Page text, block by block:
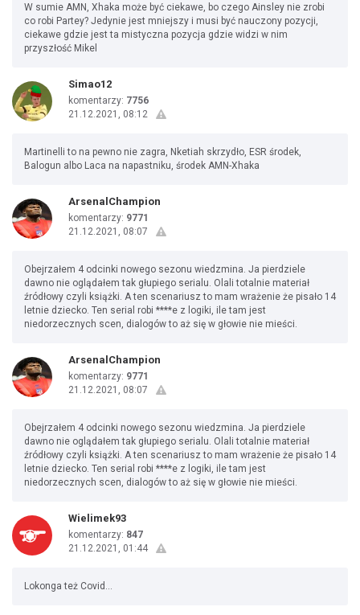
W sumie AMN, Xhaka może być ciekawe, bo czego Ainsley nie zrobi
co robi Partey? Jedynie jest mniejszy i musi być nauczony pozycji,
ciekawe gdzie jest ta mistyczna pozycja gdzie widzi w nim
przyszłość Mikel
Simao12
komentarzy: 7756
21.12.2021, 08:12
Martinelli to na pewno nie zagra, Nketiah skrzydło, ESR środek,
Balogun albo Laca na napastniku, środek AMN-Xhaka
ArsenalChampion
komentarzy: 9771
21.12.2021, 08:07
Obejrzałem 4 odcinki nowego sezonu wiedzmina. Ja pierdziele
dawno nie oglądałem tak głupiego serialu. Olali totalnie materiał
źródłowy czyli książki. A ten scenariusz to mam wrażenie że pisało 14
letnie dziecko. Ten serial robi ****e z logiki, ile tam jest
niedorzecznych scen, dialogów to aż się w głowie nie mieści.
ArsenalChampion
komentarzy: 9771
21.12.2021, 08:07
Obejrzałem 4 odcinki nowego sezonu wiedzmina. Ja pierdziele
dawno nie oglądałem tak głupiego serialu. Olali totalnie materiał
źródłowy czyli książki. A ten scenariusz to mam wrażenie że pisało 14
letnie dziecko. Ten serial robi ****e z logiki, ile tam jest
niedorzecznych scen, dialogów to aż się w głowie nie mieści.
Wielimek93
komentarzy: 847
21.12.2021, 01:44
Lokonga też Covid...